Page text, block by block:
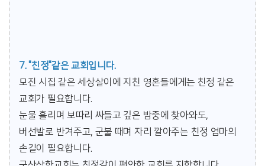
7. "친정"같은 교회입니다.
모진 시집 같은 세상살이에 지친 영혼들에게는 친정 같은
교회가 필요합니다.
눈물 흘리며 보따리 싸들고 깊은 밤중에 찾아와도,
버선발로 반겨주고, 군불 때며 자리 깔아주는 친정 엄마의
손길이 필요합니다.